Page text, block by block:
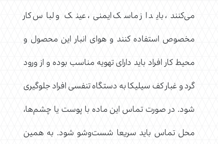
می‌کنند، باید از ماسک ایمنی، عینک و لباس کار
مخصوص استفاده کنند و هوای انبار این محصول و
محیط کار افراد باید دارای تهویه مناسب بوده و از ورود
گرد و غبار کف سیلیکا به دستگاه تنفسی افراد جلوگیری
شود. در صورت تماس این ماده با پوست یا چشم‌ها،
محل تماس باید سریعا شست‌وشو شود. به همین